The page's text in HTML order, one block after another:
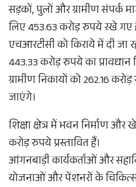
सड़कों, पुलों और ग्रामीण संपर्क
लिए 453.63 करोड़ रुपये रखे गए
एचआरटीसी को किराये में दी जा
443.33 करोड़ रुपये का प्रावधान
ग्रामीण निकायों को 262.16
जाएंगे।
शिक्षा क्षेत्र में भवन निर्माण
करोड़ रुपये प्रस्तावित हैं।
आंगनबाड़ी कार्यकर्ताओं और
योजनाओं और पेंशनरों के